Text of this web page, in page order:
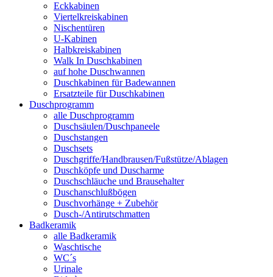
Eckkabinen
Viertelkreiskabinen
Nischentüren
U-Kabinen
Halbkreiskabinen
Walk In Duschkabinen
auf hohe Duschwannen
Duschkabinen für Badewannen
Ersatzteile für Duschkabinen
Duschprogramm
alle Duschprogramm
Duschsäulen/Duschpaneele
Duschstangen
Duschsets
Duschgriffe/Handbrausen/Fußstütze/Ablagen
Duschköpfe und Duscharme
Duschschläuche und Brausehalter
Duschanschlußbögen
Duschvorhänge + Zubehör
Dusch-/Antirutschmatten
Badkeramik
alle Badkeramik
Waschtische
WC´s
Urinale